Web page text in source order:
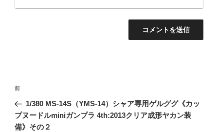
投
ナ
ビ
過
去
の
投
前
1/380 MS-14S（YMS-14）シャア専用ゲルググ《カッ
プヌードルminiガンプラ 4th:2013クリア成形ヤカン装
備》その２